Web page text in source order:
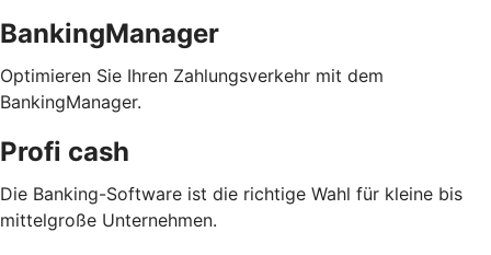
BankingManager
Optimieren Sie Ihren Zahlungsverkehr mit dem
BankingManager.
Profi cash
Die Banking-Software ist die richtige Wahl für kleine bis
mittelgroße Unternehmen.